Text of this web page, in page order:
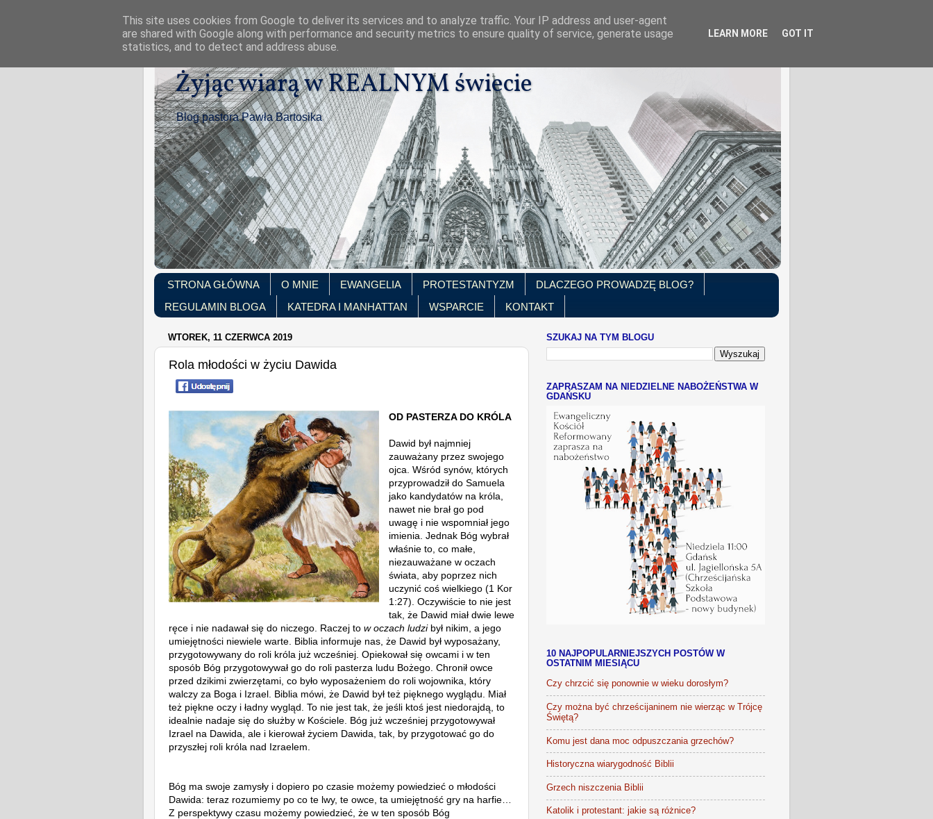
Żyjąc wiarą w REALNYM świecie
Blog pastora Pawła Bartosika
STRONA GŁÓWNA O MNIE EWANGELIA PROTESTANTYZM
DLACZEGO PROWADZĘ BLOG?
REGULAMIN BLOGA
KATEDRA I MANHATTAN WSPARCIE KONTAKT
WTOREK, 11 CZERWCA 2019
Rola młodości w życiu Dawida
OD PASTERZA DO KRÓLA
Dawid był najmniej
zauważany przez swojego
ojca. Wśród synów, których
przyprowadził do Samuela
jako kandydatów na króla,
nawet nie brał go pod
uwagę i nie wspomniał jego
imienia. Jednak Bóg wybrał
właśnie to, co małe,
niezauważane w oczach
świata, aby poprzez nich
uczynić coś wielkiego (1 Kor
1:27). Oczywiście to nie jest
tak, że Dawid miał dwie lewe
ręce i nie nadawał się do niczego. Raczej to w oczach ludzibył nikim, a jego
umiejętności niewiele warte. Biblia informuje nas, że Dawid był wyposażany,
przygotowywany do roli króla już wcześniej. Opiekował się owcami i w ten
sposób Bóg przygotowywał go do roli pasterza ludu Bożego. Chronił owce
przed dzikimi zwierzętami, co było wyposażeniem do roli wojownika, który
walczy za Boga i Izrael. Biblia mówi, że Dawid był też pięknego wyglądu. Miał
też piękne oczy i ładny wygląd. To nie jest tak, że jeśli ktoś jest niedorajdą, to
idealnie nadaje się do służby w Kościele. Bóg już wcześniej przygotowywał
Izrael na Dawida, ale i kierował życiem Dawida, tak, by przygotować go do
przyszłej roli króla nad Izraelem.
Bóg ma swoje zamysły i dopiero po czasie możemy powiedzieć o młodości
Dawida: teraz rozumiemy po co te lwy, te owce, ta umiejętność gry na harfie…
Z perspektywy czasu możemy powiedzieć, że w ten sposób Bóg
SZUKAJ NA TYM BLOGU
ZAPRASZAM NA NIEDZIELNE NABOŻEŃSTWA W
GDAŃSKU
10 NAJPOPULARNIEJSZYCH POSTÓW W
OSTATNIM MIESIĄCU
Czy chrzcić się ponownie w wieku dorosłym?
Czy można być chrześcijaninem nie wierząc w Trójcę
Świętą?
Komu jest dana moc odpuszczania grzechów?
Historyczna wiarygodność Biblii
Grzech niszczenia Biblii
Katolik i protestant: jakie są różnice?
This site uses cookies from Google to deliver its services and to analyze traffic. Your IP address and user-agent
are shared with Google along with performance and security metrics to ensure quality of service, generate usage
statistics, and to detect and address abuse.
LEARN MORE GOT IT